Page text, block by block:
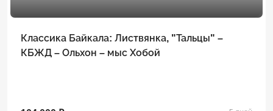
Классика Байкала: Листвянка, "Тальцы" –
КБЖД – Ольхон – мыс Хобой